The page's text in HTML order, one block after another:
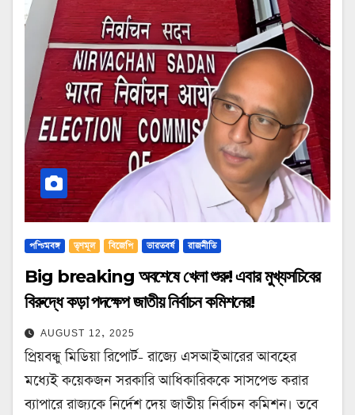
পশ্চিমবঙ্গ তৃণমূল বিজেপি ভারতবর্ষ রাজনীতি
Big breaking অবশেষে খেলা শুরু! এবার মুখ্যসচিবের
বিরুদ্ধে কড়া পদক্ষেপ জাতীয় নির্বাচন কমিশনের!
AUGUST 12, 2025
প্রিয়বন্ধু মিডিয়া রিপোর্ট- রাজ্যে এসআইআরের আবহের
মধ্যেই কয়েকজন সরকারি আধিকারিককে সাসপেন্ড করার
ব্যাপারে রাজ্যকে নির্দেশ দেয় জাতীয় নির্বাচন কমিশন। তবে